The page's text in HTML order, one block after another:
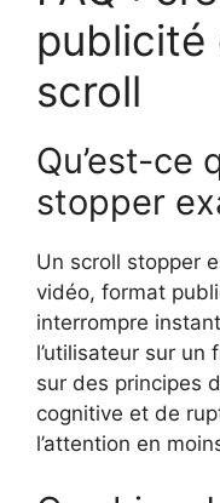
publicité
scroll
Qu’est-ce
stopper
Un scroll stopper
vidéo, format
interrompre
l’utilisateur sur un
sur des principes
cognitive et de
l’attention en